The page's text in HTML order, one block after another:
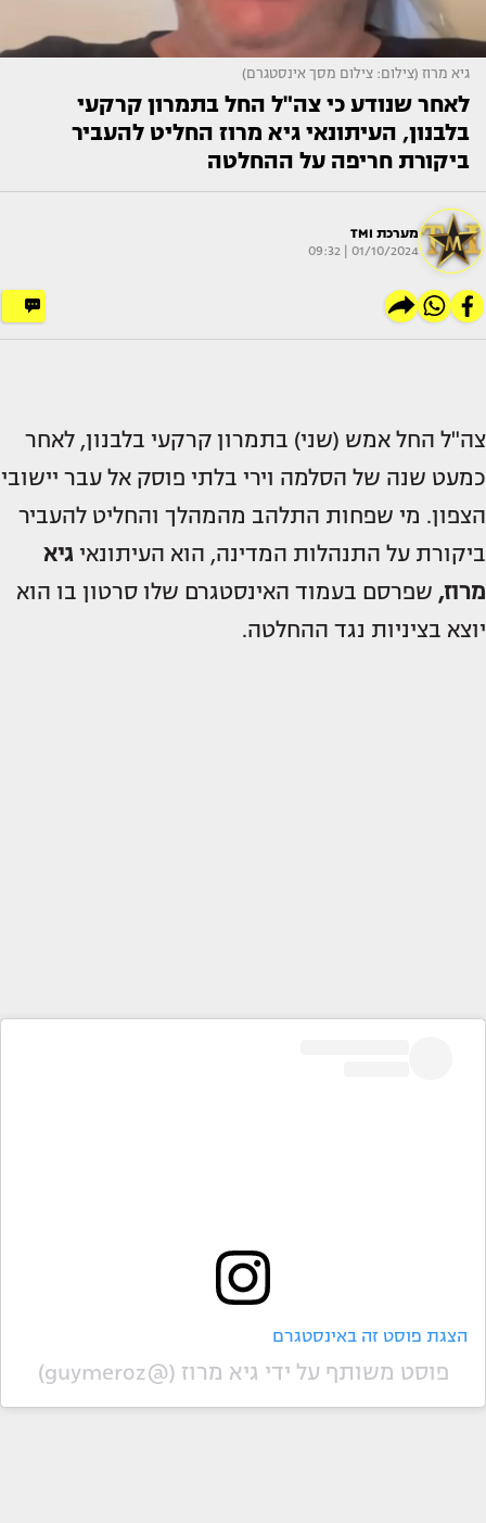
גיא מרוז (צילום: צילום מסך אינסטגרם)
לאחר שנודע כי צה"ל החל בתמרון קרקעי
בלבנון, העיתונאי גיא מרוז החליט להעביר
ביקורת חריפה על ההחלטה
מערכת TMI
01/10/2024 | 09:32
צה"ל החל אמש (שני) בתמרון קרקעי בלבנון, לאחר
כמעט שנה של הסלמה וירי בלתי פוסק אל עבר יישובי
הצפון. מי שפחות התלהב מהמהלך והחליט להעביר
ביקורת על התנהלות המדינה, הוא העיתונאי גיא
מרוז, שפרסם בעמוד האינסטגרם שלו סרטון בו הוא
יוצא בציניות נגד ההחלטה.
הצגת פוסט זה באינסטגרם
פוסט משותף על ידי ‏‎גיא מרוז‎‏ (@‏‎guymeroz‎‏)